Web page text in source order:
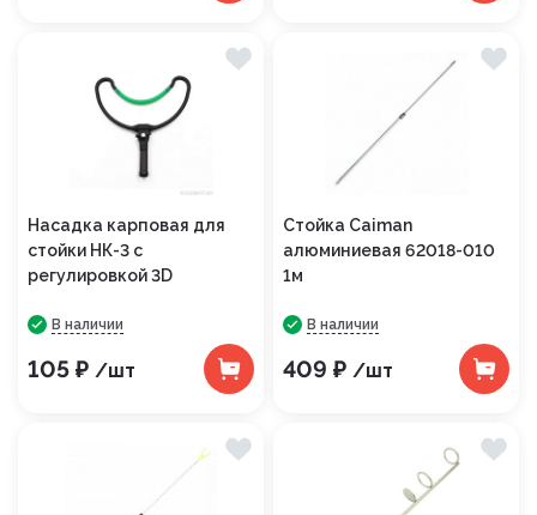
Насадка карповая для
стойки НК-3 с
регулировкой 3D
В наличии
105 ₽ /шт
Стойка Caiman
алюминиевая 62018-010
1м
В наличии
409 ₽ /шт